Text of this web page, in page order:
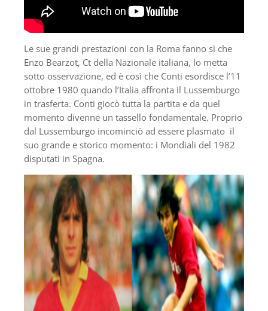
Le sue grandi prestazioni con la Roma fanno sì che
Enzo Bearzot, Ct della Nazionale italiana, lo metta
sotto osservazione, ed è così che Conti esordisce l’11
ottobre 1980 quando l’Italia affronta il Lussemburgo
in trasferta. Conti giocò tutta la partita e da quel
momento divenne un tassello fondamentale. Proprio
dal Lussemburgo incominciò ad essere plasmato il
suo grande e storico momento: i Mondiali del 1982
disputati in Spagna.